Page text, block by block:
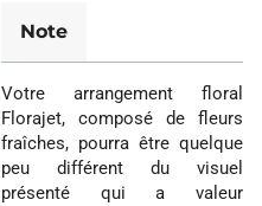
Note
Votre arrangement floral
Florajet, composé de fleurs
fraîches, pourra être quelque
peu différent du visuel
présenté qui a valeur